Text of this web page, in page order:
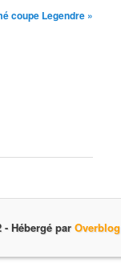
coupe Legendre »
- Hébergé par Overblog